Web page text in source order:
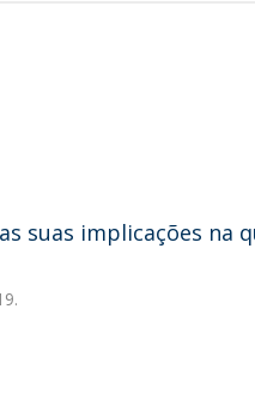
suas implicações na